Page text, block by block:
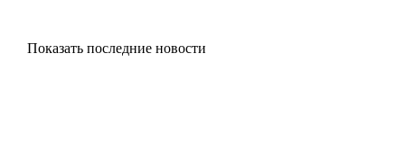
Показать последние новости